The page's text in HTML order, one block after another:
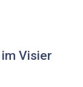
Visier